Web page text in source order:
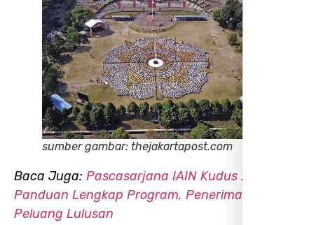
sumber gambar: thejakartapost.com
Baca Juga: Pascasarjana IAIN Kudus :
Panduan Lengkap Program, Penerimaan, dan
Peluang Lulusan